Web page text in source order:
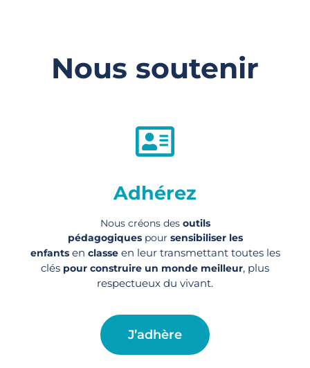
Nous soutenir
Adhérez
Nous créons des outils
pédagogiquespour sensibiliser les
enfantsen classeen leur transmettant toutes les
clés pour construire un monde meilleur, plus
respectueux du vivant.
J’adhère